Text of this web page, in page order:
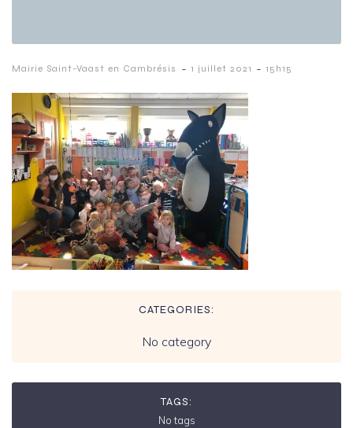
Mairie Saint-Vaast en Cambrésis - 1 juillet 2021 - 15h15
CATEGORIES:
No category
TAGS:
No tags